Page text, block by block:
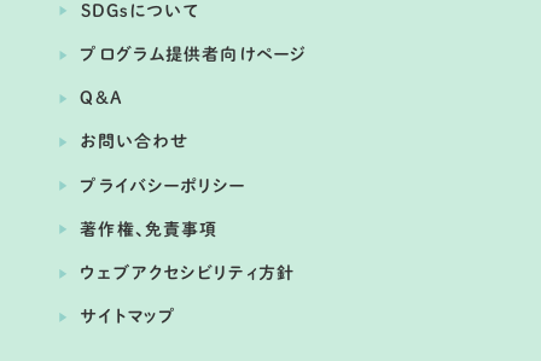
開催日： 2026年06月08日
「清流長良川の鮎」
提供：岐阜大学・十六銀行産学連携プロジェクト くるる
SDGsについて
プログラム提供者向けページ
Q&A
お問い合わせ
プライバシーポリシー
著作権、免責事項
ウェブアクセシビリティ方針
サイトマップ